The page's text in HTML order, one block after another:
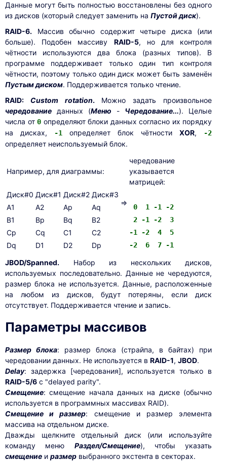
Данные могут быть полностью восстановлены без одного
из дисков (который следует заменить на Пустой диск).
RAID-6. Массив обычно содержит четыре диска (или
больше). Подобен массиву RAID-5, но для контроля
чётности используются два блока (разных типов). В
программе поддерживает только один тип контроля
чётности, поэтому только один диск может быть заменён
Пустым диском. Поддерживается только чтение.
RAID: Custom rotation.Можно задать произвольное
чередование данных (Mеню - Чередование...). Целые
числа от 0 определяют блоки данных согласно их порядку
на дисках,
-1 определяет блок чётности XOR, -2
определяет неиспользуемый блок.
Например, для диаграммы:
=>
чередование
указывается
матрицей:
Диск#0 Диск#1 Диск#2 Диск#3
A1
A2 Ap Aq 0 1 -1 -2
B1 Bp Bq B2 2 -1 -2 3
Cp Cq C1 C2 -1 -2 4 5
Dq D1 D2 Dp -2 6 7 -1
JBOD/Spanned. Набор из нескольких дисков,
используемых последовательно. Данные не чередуются,
размер блока не используется. Данные, расположенные
на любом из дисков, будут потеряны, если диск
отсутствует. Поддерживается чтение и запись.
Параметры массивов
Размер блока: размер блока (страйпа, в байтах) при
чередовании данных. Не используется в RAID-1, JBOD.
Delay: задержка [чередования], используется только в
RAID-5/6 с "delayed parity".
Смещение: смещение начала данных на диске (обычно
используется в программных массивах RAID).
Смещение и размер: смещение и размер элемента
массива на отдельном диске.
Дважды щелкните отдельный диск (или используйте
команду меню Раздел/Смещение), чтобы указать
смещение и размер выбранного экстента в секторах.